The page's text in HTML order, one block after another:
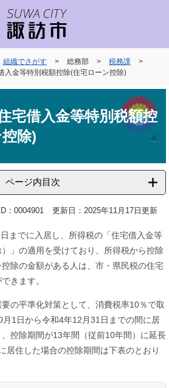
組織でさがす > 総務部 > 税務課
>
入金等特別税額控除(住宅ローン控除)
宅借入金等特別税額控
除)
ページ内目次
：0004901 更新日：2025年11月17日更新
までに入居し、所得税の「住宅借入金等
」の適用を受けており、所得税から控除
除の金額がある人は、市・県民税の住宅
きます。
の平準化対策として、消費税率10％で取
1日から令和4年12月31日までの間に居
控除期間が13年間（従前10年間）に延長
居住した場合の控除期間は下表のとおり